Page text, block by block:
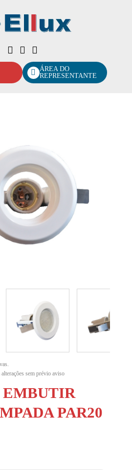
ÁREA DO
REPRESENTANTE
sem prévio aviso
EMBUTIR
PAR20